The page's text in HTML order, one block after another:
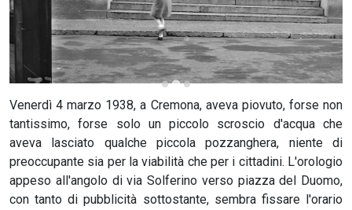
Venerdì 4 marzo 1938, a Cremona, aveva piovuto, forse non
tantissimo, forse solo un piccolo scroscio d'acqua che
aveva lasciato qualche piccola pozzanghera, niente di
preoccupante sia per la viabilità che per i cittadini. L'orologio
appeso all'angolo di via Solferino verso piazza del Duomo,
con tanto di pubblicità sottostante, sembra fissare l'orario